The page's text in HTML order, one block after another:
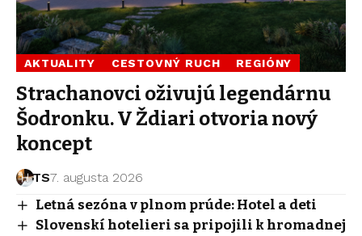
AKTUALITY CESTOVNÝ RUCH REGIÓNY
Strachanovci oživujú legendárnu
Šodronku. V Ždiari otvoria nový
koncept
TS7. augusta 2026
Letná sezóna v plnom prúde: Hotel a deti
Slovenskí hotelieri sa pripojili k hromadnej